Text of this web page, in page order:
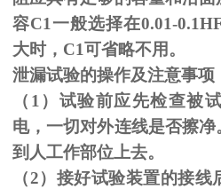
容C1一般选择在0.01-
大时，C1可省略不用。
泄漏试验的操作及注意事项
（1）试验前应先检查被
电，一切对外连线是否擦
到人工作部位上去。
（2）接好试验装置的接线